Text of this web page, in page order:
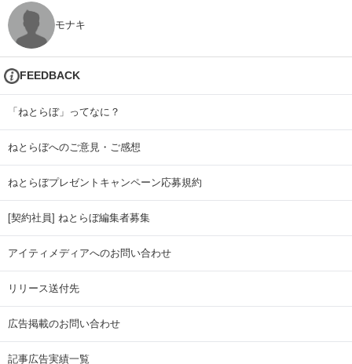
モナキ
FEEDBACK
「ねとらぼ」ってなに？
ねとらぼへのご意見・ご感想
ねとらぼプレゼントキャンペーン応募規約
[契約社員] ねとらぼ編集者募集
アイティメディアへのお問い合わせ
リリース送付先
広告掲載のお問い合わせ
記事広告実績一覧